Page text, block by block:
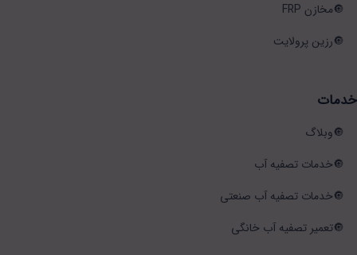
مخازن FRP
رزین پرولایت
خدمات
وبلاگ
خدمات تصفیه آب
خدمات تصفیه آب صنعتی
تعمیر تصفیه آب خانگی